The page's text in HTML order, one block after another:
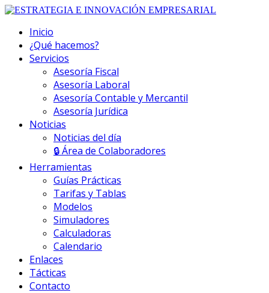
Inicio
¿Qué hacemos?
Servicios
Asesoría Fiscal
Asesoría Laboral
Asesoría Contable y Mercantil
Asesoría Jurídica
Noticias
Noticias del día
🔒 Área de Colaboradores
Herramientas
Guías Prácticas
Tarifas y Tablas
Modelos
Simuladores
Calculadoras
Calendario
Enlaces
Tácticas
Contacto